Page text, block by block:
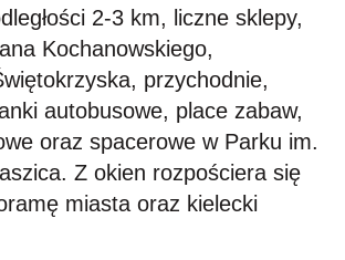
2-3 km, liczne sklepy,
Kochanowskiego,
przychodnie,
autobusowe, place zabaw,
oraz spacerowe w Parku im.
Z okien rozpościera się
miasta oraz kielecki